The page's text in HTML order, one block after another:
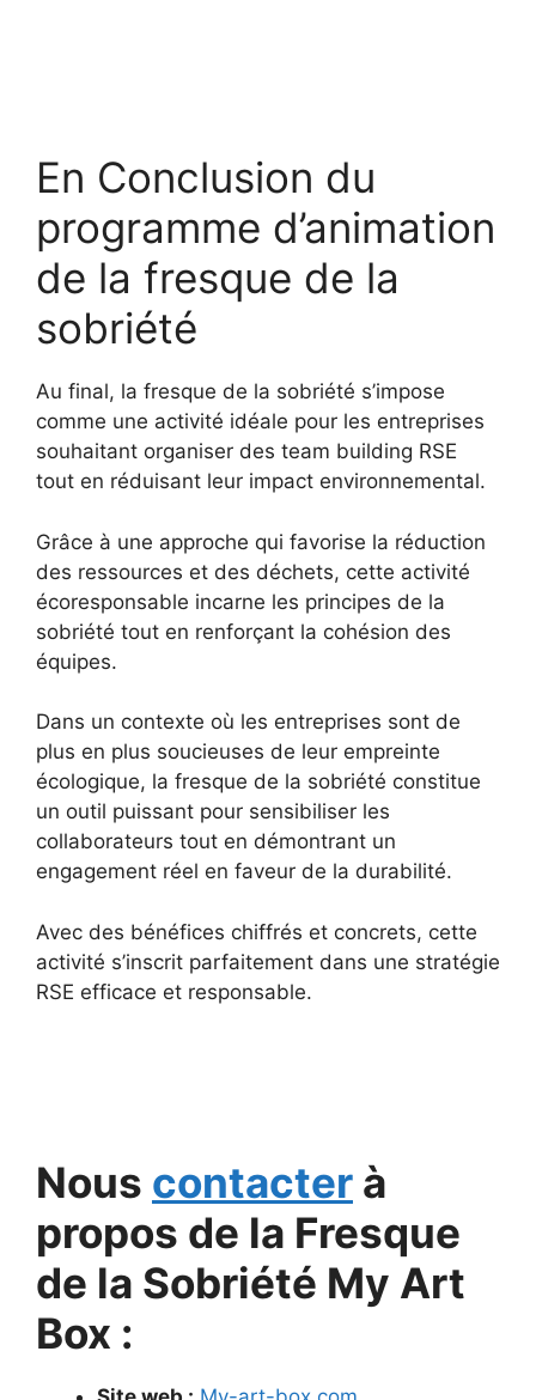
En Conclusion du
programme d’animation
de la fresque de la
sobriété
Au final, la fresque de la sobriété s’impose
comme une activité idéale pour les entreprises
souhaitant organiser des team building RSE
tout en réduisant leur impact environnemental.
Grâce à une approche qui favorise la réduction
des ressources et des déchets, cette activité
écoresponsable incarne les principes de la
sobriété tout en renforçant la cohésion des
équipes.
Dans un contexte où les entreprises sont de
plus en plus soucieuses de leur empreinte
écologique, la fresque de la sobriété constitue
un outil puissant pour sensibiliser les
collaborateurs tout en démontrant un
engagement réel en faveur de la durabilité.
Avec des bénéfices chiffrés et concrets, cette
activité s’inscrit parfaitement dans une stratégie
RSE efficace et responsable.
Nous contacter à
propos de la Fresque
de la Sobriété My Art
Box :